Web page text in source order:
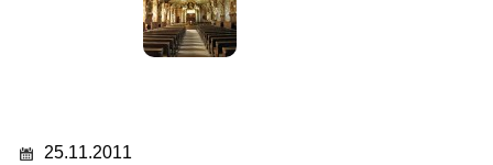
25.11.2011